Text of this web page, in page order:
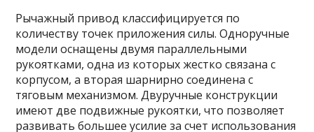
Рычажный привод классифицируется по
количеству точек приложения силы. Одноручные
модели оснащены двумя параллельными
рукоятками, одна из которых жестко связана с
корпусом, а вторая шарнирно соединена с
тяговым механизмом. Двуручные конструкции
имеют две подвижные рукоятки, что позволяет
развивать большее усилие за счет использования